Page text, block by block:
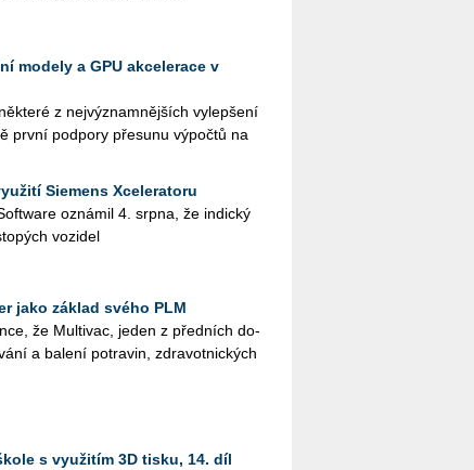
modely a GPU akcelerace v
z nej­vý­znam­něj­ších vy­lep­še­ní
první pod­po­ry pře­su­nu vý­po­čtů na
Siemens Xceleratoru
ozná­mil 4. srpna, že in­dic­ký
vo­zi­del
jako základ svého PLM
že Mul­ti­vac, jeden z před­ních do­
a ba­le­ní po­tra­vin, zdra­vot­nic­kých
s využitím 3D tisku, 14. díl